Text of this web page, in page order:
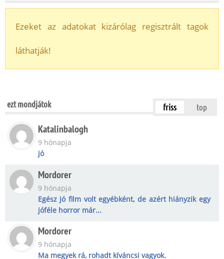
Ezeket az adatokat kizárólag regisztrált tagok
láthatják!
ezt mondjátok friss top
Katalinbalogh
9 hónapja
jó
Mordorer
9 hónapja
Egész jó film volt egyébként, de azért hiányzik egy
jóféle horror már...
Mordorer
9 hónapja
Ma megyek rá, rohadt kíváncsi vagyok.